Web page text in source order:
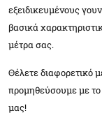
εξειδικευμένους
βασικά
μέτρα σας.
Θέλετε διαφορετικό
προμηθεύσουμε με
μας!